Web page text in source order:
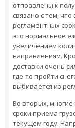
отправлены к
связано с тем,
регламентных
это нормальное
увеличением
направлениям.
доставки очень
где-то пройти
выбивается из
Во вторых,
сроки приема
текущем году.